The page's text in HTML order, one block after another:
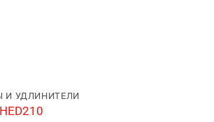
И УДЛИНИТЕЛИ
HED210